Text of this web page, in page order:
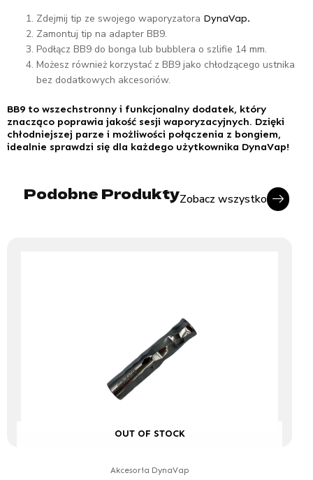
Zdejmij tip ze swojego waporyzatora DynaVap.
Zamontuj tip na adapter BB9.
Podłącz BB9 do bonga lub bubblera o szlifie 14 mm.
Możesz również korzystać z BB9 jako chłodzącego ustnika
bez dodatkowych akcesoriów.
BB9 to wszechstronny i funkcjonalny dodatek, który
znacząco poprawia jakość sesji waporyzacyjnych. Dzięki
chłodniejszej parze i możliwości połączenia z bongiem,
idealnie sprawdzi się dla każdego użytkownika DynaVap!
Podobne ProduktyZobacz wszystko
OUT OF STOCK
Akcesoria DynaVap